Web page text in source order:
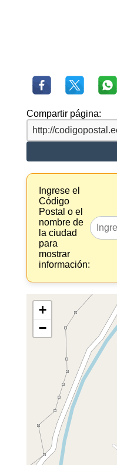
Compartir página:
Ingrese el
Código
Postal o el
nombre de
la ciudad
para
mostrar
información:
+
−